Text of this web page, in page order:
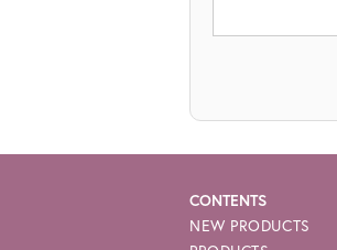
CONTENTS
NEW PRODUCTS